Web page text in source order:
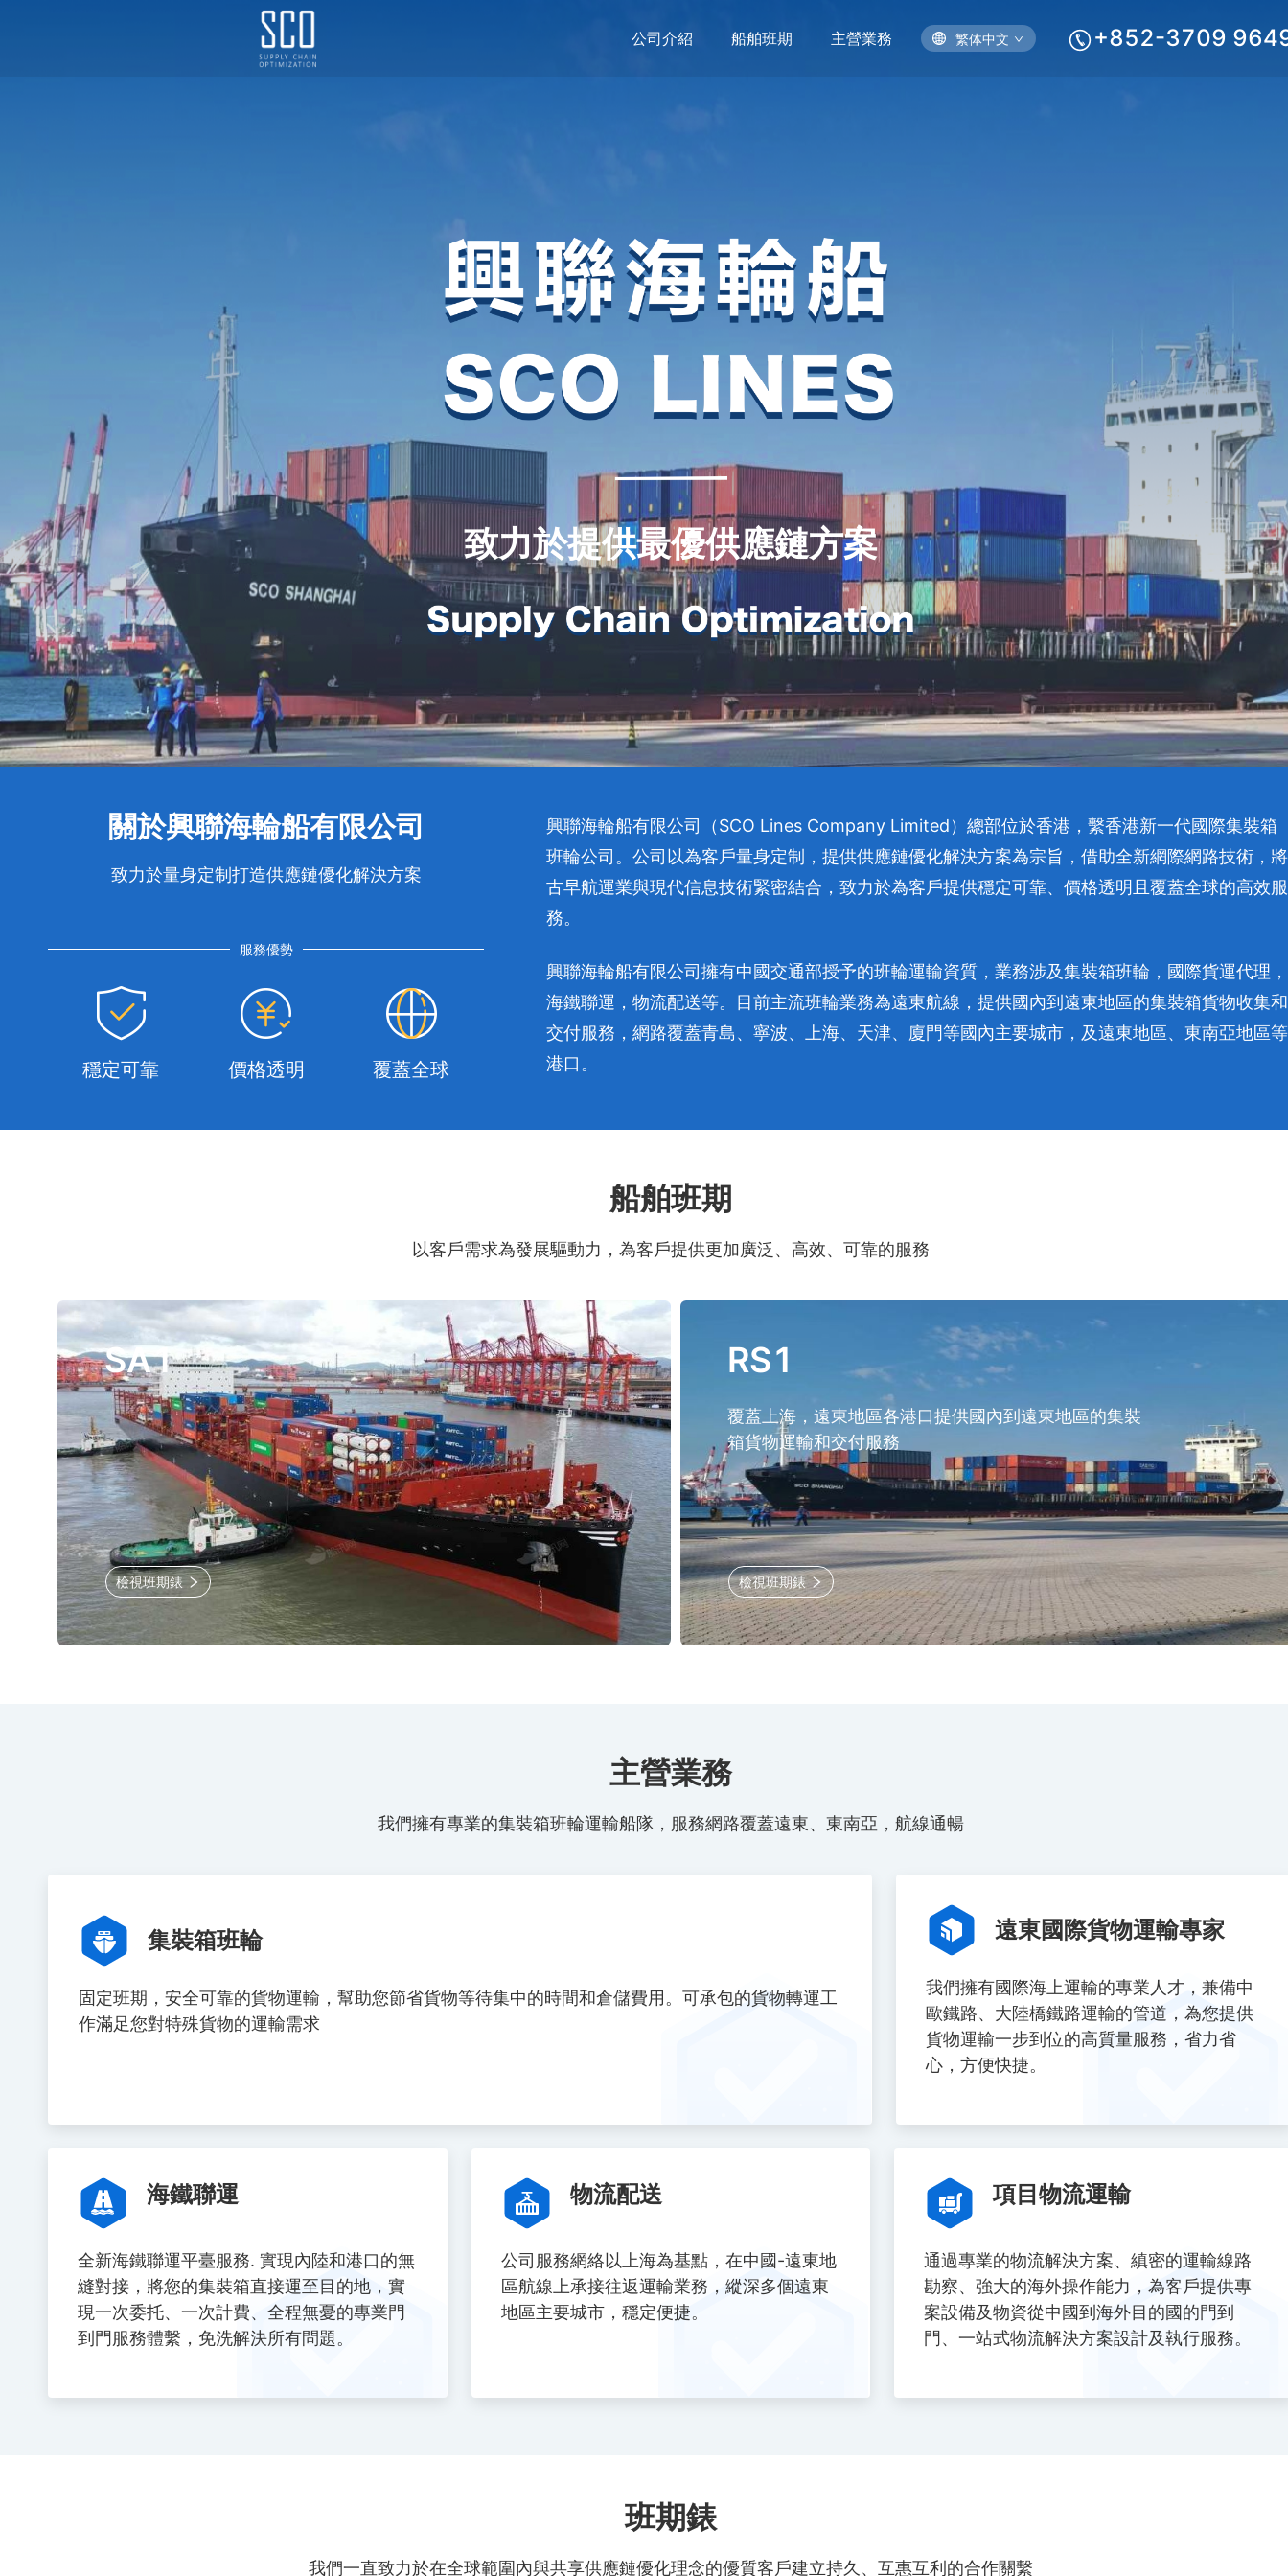
公司介紹 船舶班期 主營業務 繁体中文 +852-3709
致力於提供最優供應鏈方案
關於興聯海輪船有限公司
致力於量身定制打造供應鏈優化解決方案
服務優勢
穩定可靠 價格透明 覆蓋全球
興聯海輪船有限公司（SCO Lines Company Limited）總部位於香港，繫香港新一代國際集裝箱
班輪公司。公司以為客戶量身定制，提供供應鏈優化解決方案為宗旨，借助全新網際網路技術，將
古早航運業與現代信息技術緊密結合，致力於為客戶提供穩定可靠、價格透明且覆蓋全球的高效服
務。
興聯海輪船有限公司擁有中國交通部授予的班輪運輸資質，業務涉及集裝箱班輪，國際貨運代理，
海鐵聯運，物流配送等。目前主流班輪業務為遠東航線，提供國內到遠東地區的集裝箱貨物收集和
交付服務，網路覆蓋青島、寧波、上海、天津、廈門等國內主要城市，及遠東地區、東南亞地區等
港口。
船舶班期
以客戶需求為發展驅動力，為客戶提供更加廣泛、高效、可靠的服務
SA1
檢視班期錶
RS1
覆蓋上海，遠東地區各港口提供國內到遠東地區的集裝
箱貨物運輸和交付服務
檢視班期錶
主營業務
我們擁有專業的集裝箱班輪運輸船隊，服務網路覆蓋遠東、東南亞，航線通暢
集裝箱班輪
固定班期，安全可靠的貨物運輸，幫助您節省貨物等待集中的時間和倉儲費用。可承包的貨物轉運工
作滿足您對特殊貨物的運輸需求
遠東國際貨物運輸專家
我們擁有國際海上運輸的專業人才，兼備中
歐鐵路、大陸橋鐵路運輸的管道，為您提供
貨物運輸一步到位的高質量服務，省力省
心，方便快捷。
海鐵聯運
全新海鐵聯運平臺服務. 實現內陸和港口的無
縫對接，將您的集裝箱直接運至目的地，實
現一次委托、一次計費、全程無憂的專業門
到門服務體繫，免洗解決所有問題。
物流配送
公司服務網絡以上海為基點，在中國-遠東地
區航線上承接往返運輸業務，縱深多個遠東
地區主要城市，穩定便捷。
項目物流運輸
通過專業的物流解決方案、縝密的運輸線路
勘察、強大的海外操作能力，為客戶提供專
案設備及物資從中國到海外目的國的門到
門、一站式物流解決方案設計及執行服務。
班期錶
我們一直致力於在全球範圍內與共享供應鏈優化理念的優質客戶建立持久、互惠互利的合作關繫